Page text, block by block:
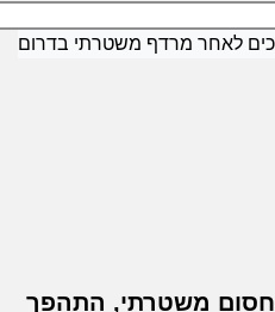
משטרתי, התהפך